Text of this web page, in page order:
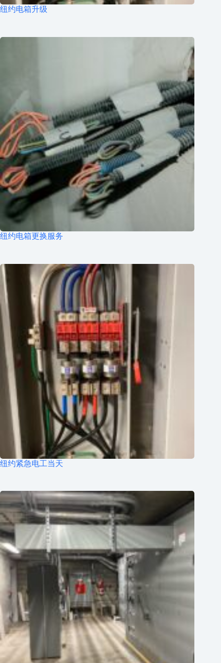
纽约电箱升级
纽约电箱更换服务
纽约紧急电工当天